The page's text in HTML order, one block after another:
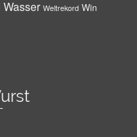
Wasser Weltrekord Win